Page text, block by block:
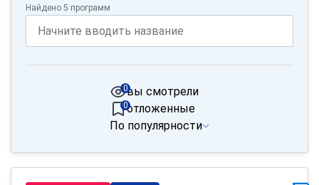
Найдено 5 программ
вы смотрели
0
отложенные
0
По популярности